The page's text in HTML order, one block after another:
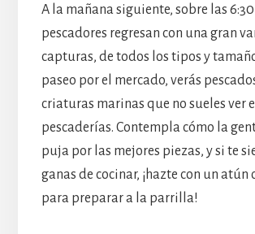
A la mañana siguiente, sobre las
pescadores regresan con una gran
capturas, de todos los tipos y
paseo por el mercado, verás
criaturas marinas que no sueles ver
pescaderías. Contempla cómo la
puja por las mejores piezas, y si te
ganas de cocinar, ¡hazte con un atún
para preparar a la parrilla!